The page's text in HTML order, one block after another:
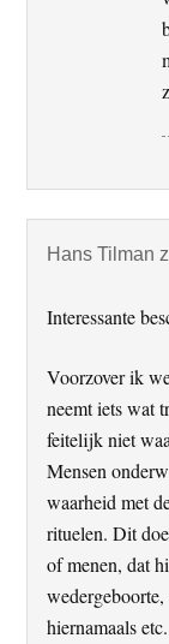
Hans Tilman
Interessante
Voorzover ik
neemt iets wat
feitelijk niet
Mensen
waarheid met
rituelen. Dit
of menen, dat
hiernamaals